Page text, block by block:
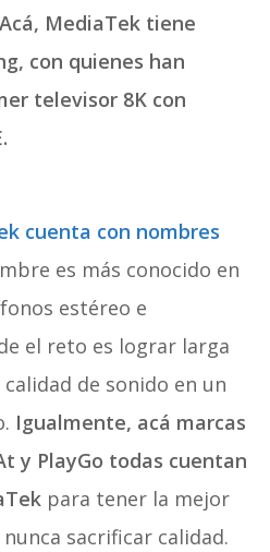
Acá, MediaTek tiene
con quienes han
televisor 8K con
cuenta con nombres
es más conocido en
estéreo e
el reto es lograr larga
de sonido en un
Igualmente, acá marcas
y PlayGo todas cuentan
para tener la mejor
sacrificar calidad.